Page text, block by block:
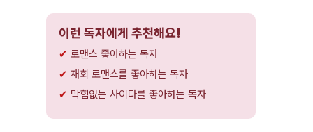
이런 독자에게 추천해요!
로맨스 좋아하는 독자
재회 로맨스를 좋아하는 독자
막힘없는 사이다를 좋아하는 독자